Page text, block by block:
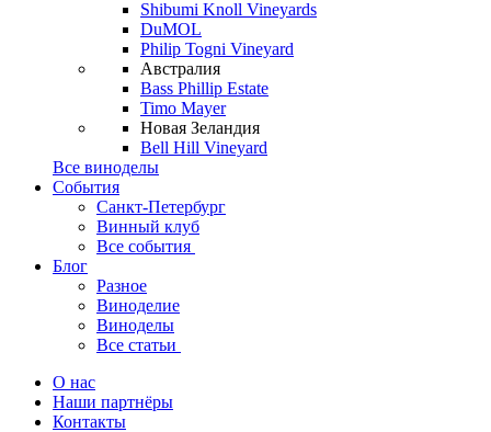
Shibumi Knoll Vineyards
DuMOL
Philip Togni Vineyard
Австралия
Bass Phillip Estate
Timo Mayer
Новая Зеландия
Bell Hill Vineyard
Все виноделы
События
Санкт-Петербург
Винный клуб
Все события
Блог
Разное
Виноделие
Виноделы
Все статьи
О нас
Наши партнёры
Контакты